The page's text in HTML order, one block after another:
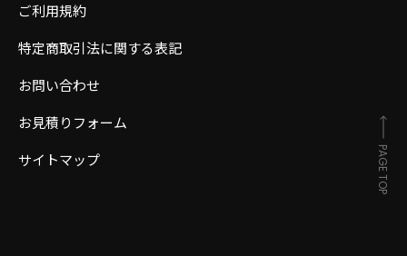
ご利用規約
特定商取引法に関する表記
お問い合わせ
お見積りフォーム
サイトマップ
PAGE TOP